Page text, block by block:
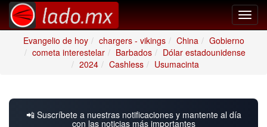
Evangelio de hoy
chargers - vikings China
Gobierno
cometa interestelar
Barbados
Dólar estadounidense
2024
Cashless Usumacinta
📲 Suscríbete a nuestras notificaciones y mantente al día
con las noticias más importantes